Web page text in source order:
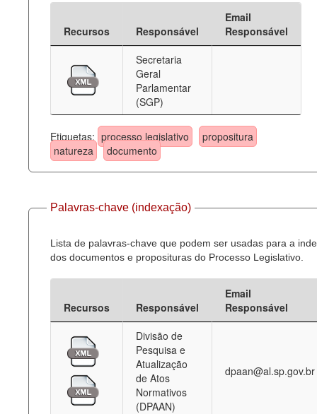
Recursos Responsável
Email
Responsável
Secretaria
Geral
Parlamentar
(SGP)
Etiquetas: processo legislativo
propositura
natureza
documento
Palavras-chave (indexação)
Lista de palavras-chave que podem ser usadas para a
dos documentos e proposituras do Processo Legislativo.
Recursos Responsável
Email
Responsável
Divisão de
Pesquisa e
Atualização
de Atos
Normativos
(DPAAN)
dpaan@al.sp.gov.br